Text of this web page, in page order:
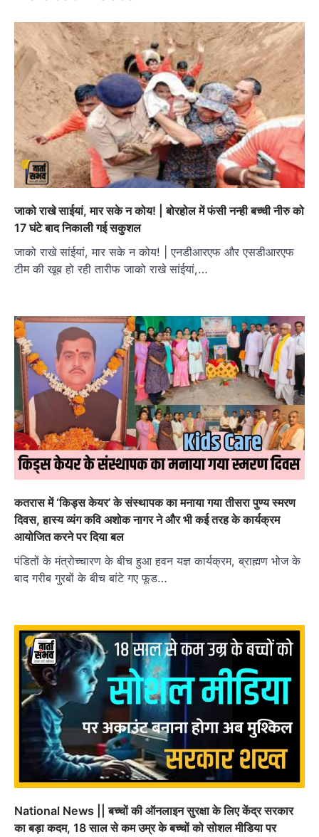
जाको राखे साईयां, मार सके न कोय! | बोरहोल में फंसी नन्ही बच्ची नीरु को
17 घंटे बाद निकाली गई सकुशल
जाको राखे सांईयां, मार सके न कोय! | एनडीआरएफ और एसडीआरएफ
टीम की खूब हो रही तारीफ जाको राखे सांईयां,…
कतरास में ‘किड्स केयर’ के संस्थापक का मनाया गया तीसरा पुण्य स्मरण
दिवस, हास्य व्यंग कवि अशोक नागर ने और भी कई तरह के कार्यक्रम
आयोजित करने पर दिया बल
पंडितों के मंत्रोच्चारण के बीच हुआ हवन यज्ञ कार्यक्रम, ब्राह्मण भोज के
बाद गरीब गुरबों के बीच बांटे गए फूड…
National News || बच्चों की ऑनलाइन सुरक्षा के लिए केंद्र सरकार
का बड़ा कदम, 18 साल से कम उम्र के बच्चों को सोशल मीडिया पर